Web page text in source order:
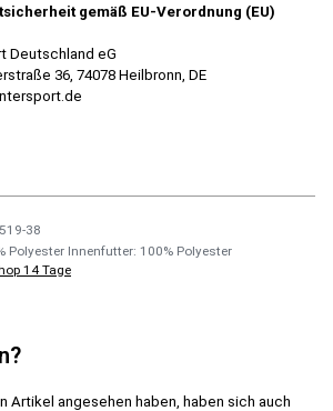
gemäß EU-Verordnung (EU)
Deutschland eG
36, 74078 Heilbronn, DE
38
Polyester Innenfutter: 100% Polyester
14 Tage
Artikel angesehen haben, haben sich auch